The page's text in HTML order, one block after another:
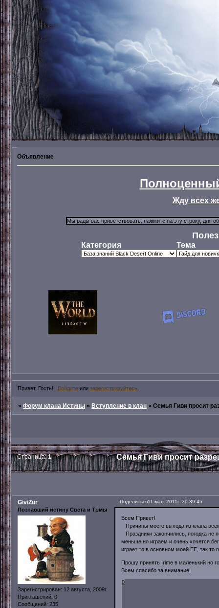
Объявление
Жду всех
Категория Тема
Привет, Гость! Войдитеили зарегистрируйтесь
»Форум клана Истины »Вступление в клан »Семья Гиви просит
Семья Гиви просит
Страница:1
Поделиться11 мая, 2011г. 20:39:45
GiviZur
Познавший истину Света и Тьмы
Зарегистрирован: 12 августа, 2009г.
Приглашений: 0
Сообщений: 235
Всем Привет!
Причины моего выхода из клана
Праздники закончились, погодка не
меньше но играем и очень хочется
играет то в основном моей ЕЕ, так то
Прошу принять Irime в маленький но
Всем спасибо за внимание!
0